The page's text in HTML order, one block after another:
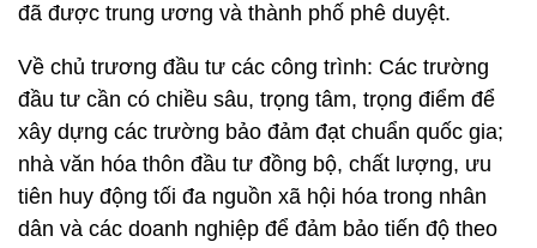
đã được trung ương và thành phố phê duyệt.
Về chủ trương đầu tư các công trình: Các trường
đầu tư cần có chiều sâu, trọng tâm, trọng điểm để
xây dựng các trường bảo đảm đạt chuẩn quốc gia;
nhà văn hóa thôn đầu tư đồng bộ, chất lượng, ưu
tiên huy động tối đa nguồn xã hội hóa trong nhân
dân và các doanh nghiệp để đảm bảo tiến độ theo